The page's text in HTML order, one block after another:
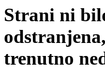
Strani ni
trenutno